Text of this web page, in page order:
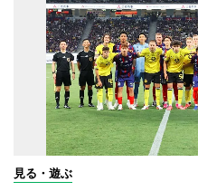
見る・遊ぶ